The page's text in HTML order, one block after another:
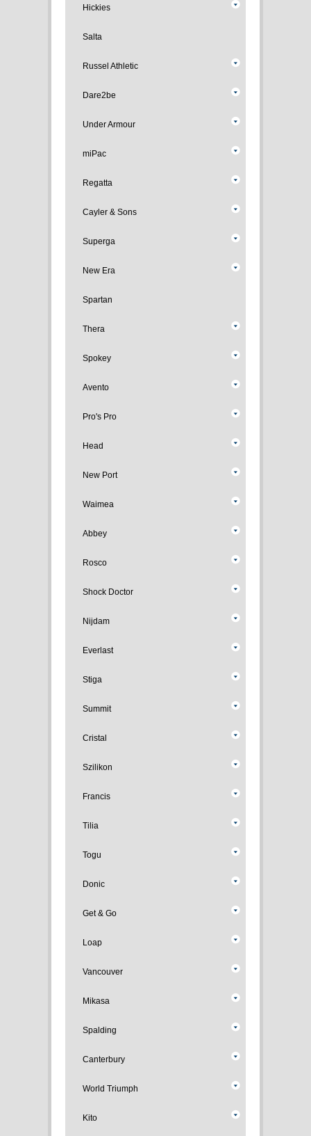
Hickies
Salta
Russel Athletic
Dare2be
Under Armour
miPac
Regatta
Cayler & Sons
Superga
New Era
Spartan
Thera
Spokey
Avento
Pro's Pro
Head
New Port
Waimea
Abbey
Rosco
Shock Doctor
Nijdam
Everlast
Stiga
Summit
Cristal
Szilikon
Francis
Tilia
Togu
Donic
Get & Go
Loap
Vancouver
Mikasa
Spalding
Canterbury
World Triumph
Kito